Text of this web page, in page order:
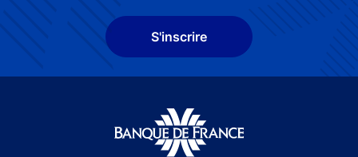
S'inscrire